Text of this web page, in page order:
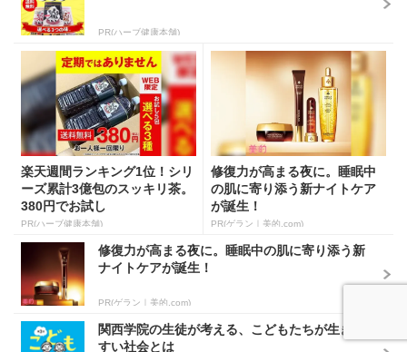
PR(ハーブ健康本舗)
楽天週間ランキング1位！シリ
ーズ累計3億包のスッキリ茶。
380円でお試し
PR(ハーブ健康本舗)
修復力が高まる夜に。睡眠中
の肌に寄り添う新ナイトケア
が誕生！
PR(ゲラン｜美的.com)
修復力が高まる夜に。睡眠中の肌に寄り添う新
ナイトケアが誕生！
PR(ゲラン｜美的.com)
関西学院の生徒が考える、こどもたちが生きや
すい社会とは